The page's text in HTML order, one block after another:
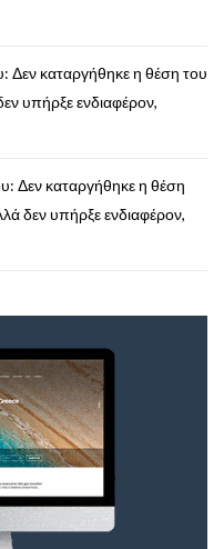
Δεν καταργήθηκε η θέση του
υπήρξε ενδιαφέρον,
Δεν καταργήθηκε η θέση
δεν υπήρξε ενδιαφέρον,